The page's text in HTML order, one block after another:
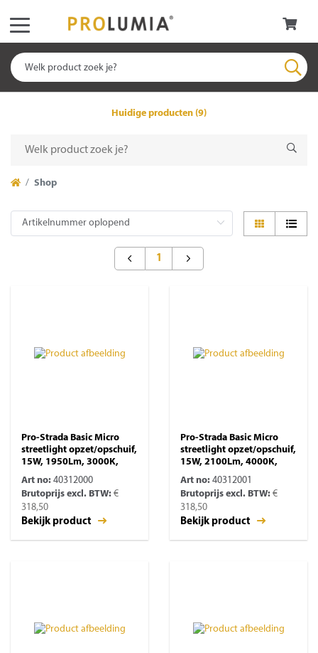
Huidige producten (9)
Shop
1
Pro-Strada Basic Micro
streetlight opzet/opschuif,
15W, 1950Lm, 3000K,
Art no: 40312000
Brutoprijs excl. BTW: €
318,50
Bekijk product
Pro-Strada Basic Micro
streetlight opzet/opschuif,
15W, 2100Lm, 4000K,
Art no: 40312001
Brutoprijs excl. BTW: €
318,50
Bekijk product